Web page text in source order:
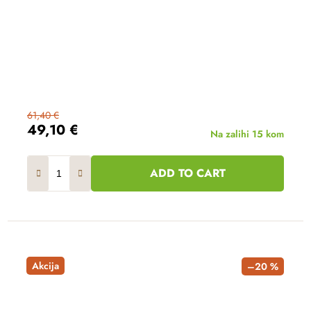
49,10 €
61,40 €
Na zalihi 15 kom
ADD TO CART
Akcija –20 %